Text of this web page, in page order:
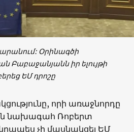
Օրինագծի
Բաբաջանյանն իր ելույթի
ԵՄ դրոշը
որի առաջնորդը
նախագահ Ռոբերտ
չի մասնակցել ԵՄ